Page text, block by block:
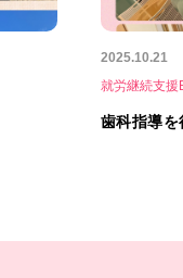
2025.10.21
就労継続支援
歯科指導を